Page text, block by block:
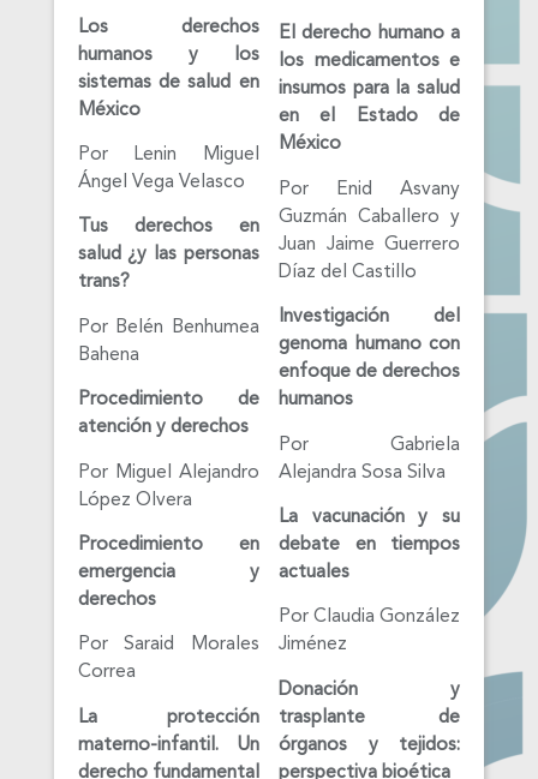
Los derechos
humanos y los
sistemas de salud en
México
Por Lenin Miguel
Ángel Vega Velasco
Tus derechos en
salud ¿y las personas
trans?
Por Belén Benhumea
Bahena
Procedimiento de
atención y derechos
Por Miguel Alejandro
López Olvera
Procedimiento en
emergencia y
derechos
Por Saraid Morales
Correa
La protección
materno-infantil. Un
derecho fundamental
El derecho humano a
los medicamentos e
insumos para la salud
en el Estado de
México
Por Enid Asvany
Guzmán Caballero y
Juan Jaime Guerrero
Díaz del Castillo
Investigación del
genoma humano con
enfoque de derechos
humanos
Por Gabriela
Alejandra Sosa Silva
La vacunación y su
debate en tiempos
actuales
Por Claudia González
Jiménez
Donación y
trasplante de
órganos y tejidos:
perspectiva bioética